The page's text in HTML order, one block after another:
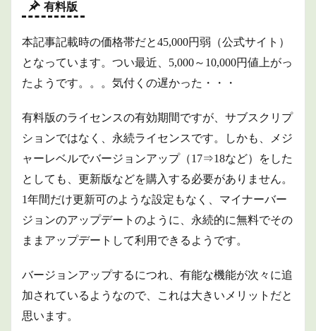
有料版
本記事記載時の価格帯だと45,000円弱（公式サイト）
となっています。 つい最近、5,000～10,000円値上がっ
たようです。。。気付くの遅かった・・・
有料版のライセンスの有効期間ですが、サブスクリプ
ションではなく、永続ライセンスです。
しかも、メジ
ャーレベルでバージョンアップ（17⇒18など）をした
としても、更新版などを購入する必要がありません。
1年間だけ更新可のような設定もなく、マイナーバー
ジョンのアップデートのように、永続的に無料でその
ままアップデートして利用できるようです。
バージョンアップするにつれ、有能な機能が次々に追
加されているようなので、これは大きいメリットだと
思います。